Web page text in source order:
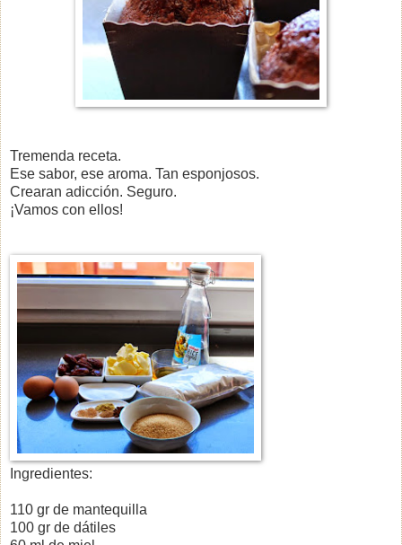
Tremenda receta.
Ese sabor, ese aroma. Tan esponjosos.
Crearan adicción. Seguro.
¡Vamos con ellos!
Ingredientes:
110 gr de mantequilla
100 gr de dátiles